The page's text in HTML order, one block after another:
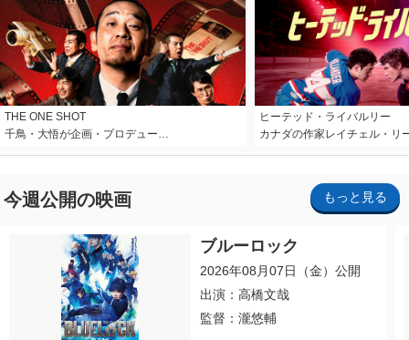
THE ONE SHOT
千鳥・大悟が企画・プロデュー…
ヒーテッド・ライバルリー
カナダの作家レイチェル・リ
今週公開の映画 もっと見る
ブルーロック
2026年08月07日（金）公開
出演：高橋文哉
監督：瀧悠輔